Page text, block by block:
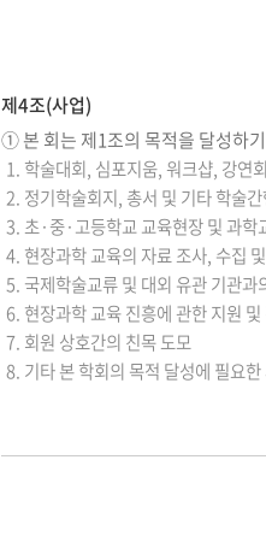
제4조(사업)
① 본 회는 제1조의 목적을 달성하
1. 학술대회, 심포지움, 워크샵, 강연
2. 정기학술회지, 총서 및 기타 학술
3. 초·중·고등학교 교육현장 및 과학
4. 현장과학 교육의 자료 조사, 수집
5. 국제학술교류 및 대외 유관 기관과
6. 현장과학 교육 진흥에 관한 지원 및
7. 회원 상호간의 친목 도모
8. 기타 본 학회의 목적 달성에 필요한